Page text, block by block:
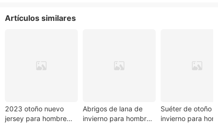
Artículos similares
2023 otoño nuevo
jersey para hombre
Abrigos de lana de
invierno para hombre,
Suéter de otoño e
invierno para